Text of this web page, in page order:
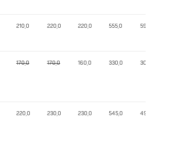
210,0 220,0 220,0 555,0 594,38
170,0 170,0 160,0 330,0 302,79
220,0 230,0 230,0 545,0 499,31